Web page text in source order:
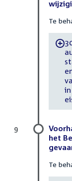
Te
-
het
Te
9